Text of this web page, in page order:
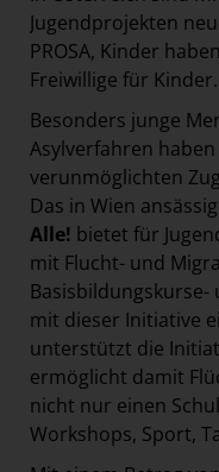
Jugendprojekten
PROSA, Kinder
Freiwillige für Kinder.
Besonders junge
Asylverfahren
verunmöglichten
Das in Wien
Alle! bietet für
mit Flucht- und
mit dieser Initiative
unterstützt die
ermöglicht damit
nicht nur einen
Workshops, Sport,